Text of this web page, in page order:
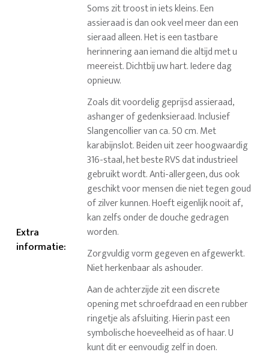
Extra
informatie:
Soms zit troost in iets kleins. Een
assieraad is dan ook veel meer dan een
sieraad alleen. Het is een tastbare
herinnering aan iemand die altijd met u
meereist. Dichtbij uw hart. Iedere dag
opnieuw.
Zoals dit voordelig geprijsd assieraad,
ashanger of gedenksieraad. Inclusief
Slangencollier van ca. 50 cm. Met
karabijnslot. Beiden uit zeer hoogwaardig
316-staal, het beste RVS dat industrieel
gebruikt wordt. Anti-allergeen, dus ook
geschikt voor mensen die niet tegen goud
of zilver kunnen. Hoeft eigenlijk nooit af,
kan zelfs onder de douche gedragen
worden.
Zorgvuldig vorm gegeven en afgewerkt.
Niet herkenbaar als ashouder.
Aan de achterzijde zit een discrete
opening met schroefdraad en een rubber
ringetje als afsluiting. Hierin past een
symbolische hoeveelheid as of haar. U
kunt dit er eenvoudig zelf in doen.